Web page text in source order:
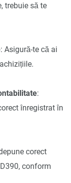
trebuie să te
: Asigură-te că ai
:
înregistrat în
corect
conform